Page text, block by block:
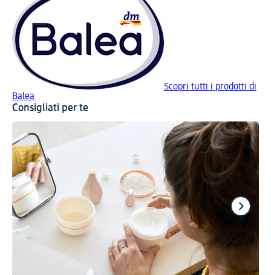
Scopri tutti i prodotti di
Balea
Consigliati per te